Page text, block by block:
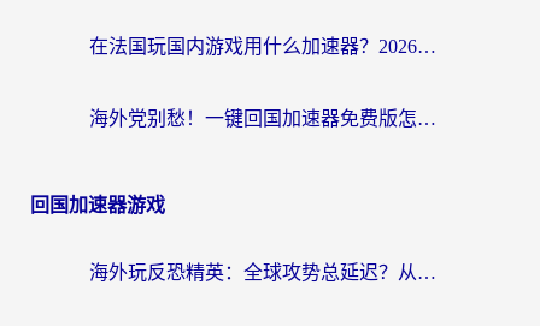
在法国玩国内游戏用什么加速器？2026实测解决延迟卡顿的实用指南
海外党别愁！一键回国加速器免费版怎么选？从踩坑到流畅访问的全攻略
回国加速器游戏
海外玩反恐精英：全球攻势总延迟？从瑞典玩神武4到外国玩黎明觉醒，选对加速器才是关键！